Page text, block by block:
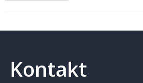
Kontakt